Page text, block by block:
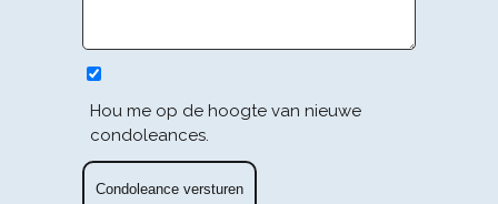
Hou me op de hoogte van nieuwe
condoleances.